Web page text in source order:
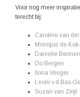
Voor nog meer
terecht bij:
Caroline van
Monique de
Danielle
Do Bergen
Ilona Veuger
Leoni v.d.Bas-
Suzan van Zeijl